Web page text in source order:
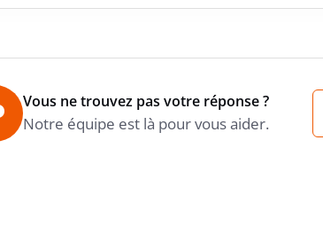
Vous ne trouvez pas votre réponse ?
Notre équipe est là pour vous aider.